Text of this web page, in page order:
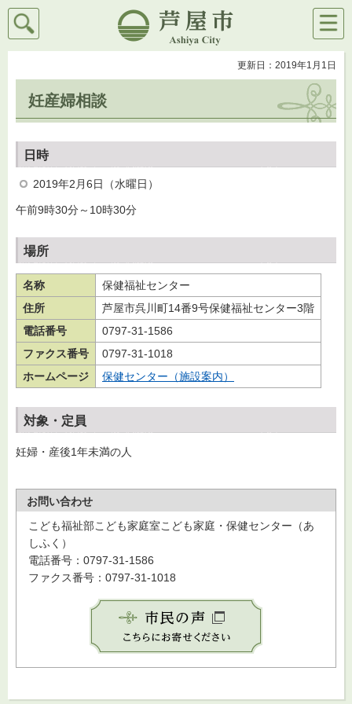
芦屋市
検索
メニ
ュー
更新日：2019年1月1日
妊産婦相談
日時
2019年2月6日（水曜日）
午前9時30分～10時30分
場所
名称
保健福祉センター
住所
芦屋市呉川町14番9号保健福祉センター3階
電話番号
0797-31-1586
ファクス番号
0797-31-1018
ホームページ
保健センター（施設案内）
対象・定員
妊婦・産後1年未満の人
お問い合わせ
こども福祉部こども家庭室こども家庭・保健センター（あ
しふく）
電話番号：0797-31-1586
ファクス番号：0797-31-1018